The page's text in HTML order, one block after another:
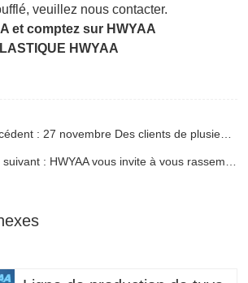
veuillez nous contacter.
et comptez sur HWYAA
HWYAA